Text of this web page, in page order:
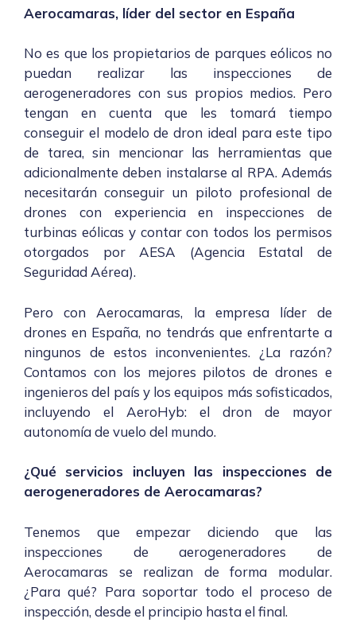
Aerocamaras, líder del sector en España
No es que los propietarios de parques eólicos no
puedan realizar las inspecciones de
aerogeneradores con sus propios medios. Pero
tengan en cuenta que les tomará tiempo
conseguir el modelo de dron ideal para este tipo
de tarea, sin mencionar las herramientas que
adicionalmente deben instalarse al RPA. Además
necesitarán conseguir un piloto profesional de
drones con experiencia en inspecciones de
turbinas eólicas y contar con todos los permisos
otorgados por AESA (Agencia Estatal de
Seguridad Aérea).
Pero con Aerocamaras, la empresa líder de
drones en España, no tendrás que enfrentarte a
ningunos de estos inconvenientes. ¿La razón?
Contamos con los mejores pilotos de drones e
ingenieros del país y los equipos más sofisticados,
incluyendo el AeroHyb: el dron de mayor
autonomía de vuelo del mundo.
¿Qué servicios incluyen las inspecciones de
aerogeneradores de Aerocamaras?
Tenemos que empezar diciendo que las
inspecciones de aerogeneradores de
Aerocamaras se realizan de forma modular.
¿Para qué? Para soportar todo el proceso de
inspección, desde el principio hasta el final.